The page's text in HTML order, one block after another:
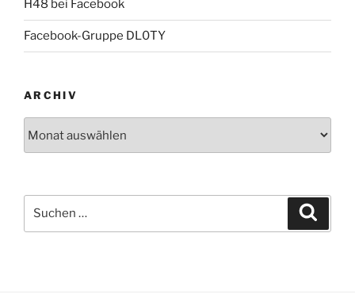
H48 bei Facebook
Facebook-Gruppe DL0TY
ARCHIV
nach: